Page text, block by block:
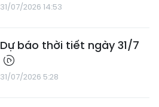
31/07/2026 14:53
Dự báo thời tiết ngày 31/7
31/07/2026 5:28